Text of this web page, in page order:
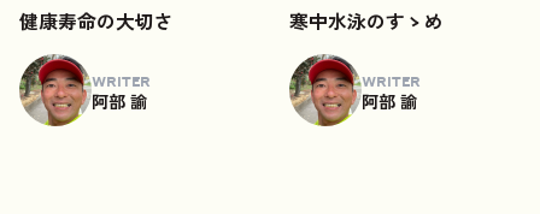
健康寿命の大切さ
WRITER
阿部 諭
寒中水泳のすゝめ
WRITER
阿部 諭